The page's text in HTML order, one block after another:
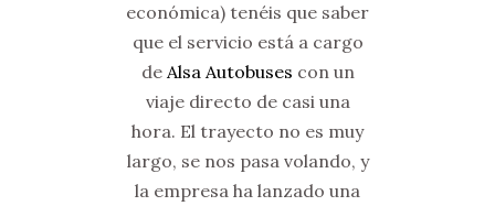
económica) tenéis que saber
que el servicio está a cargo
de Alsa Autobuses con un
viaje directo de casi una
hora. El trayecto no es muy
largo, se nos pasa volando, y
la empresa ha lanzado una